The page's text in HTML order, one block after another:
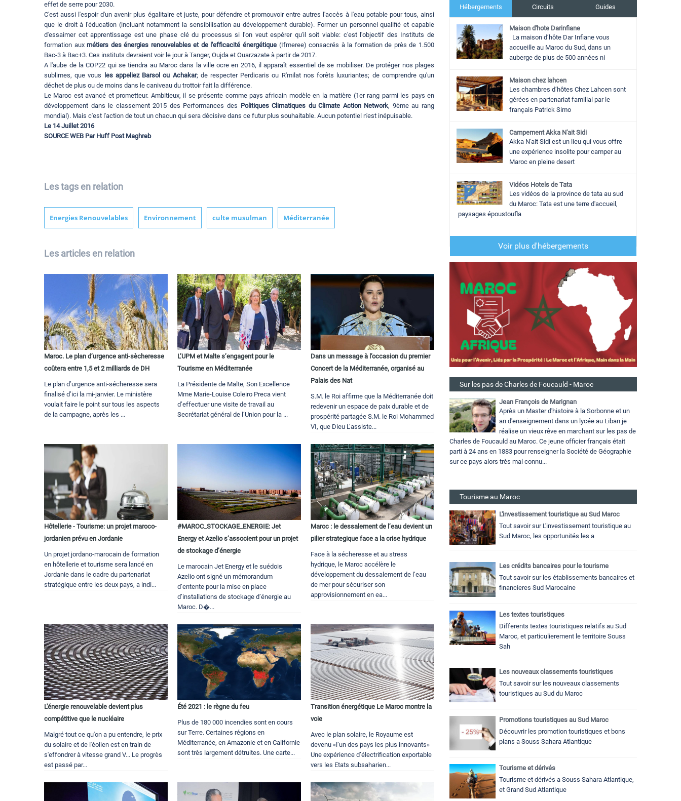
effet de serre pour 2030.
C'est aussi l'espoir d'un avenir plus égalitaire et juste, pour défendre et promouvoir entre autres l'accès à l'eau potable pour tous, ainsi
que le droit à l'éducation (incluant notamment la sensibilisation au développement durable). Former un personnel qualifié et capable
d'essaimer cet apprentissage est une phase clé du processus si l'on veut espérer qu'il soit viable: c'est l'objectif des Instituts de
formation auxmétiers des énergies renouvelables et de l'efficacité énergétique (Ifmeree) consacrés à la formation de près de 1.500
Bac-3 à Bac+3. Ces instituts devraient voir le jour à Tanger, Oujda et Ouarzazate à partir de 2017.
A l'aube de la COP22 qui se tiendra au Maroc dans la ville ocre en 2016, il apparaît essentiel de se mobiliser. De protéger nos plages
sublimes, que vous
les appeliez Barsol ou Achakar; de respecter Perdicaris ou R'milat nos forêts luxuriantes; de comprendre qu'un
déchet de plus ou de moins dans le caniveau du trottoir fait la différence.
Le Maroc est avancé et prometteur. Ambitieux, il se présente comme pays africain modèle en la matière (1er rang parmi les pays en
développement dans le classement 2015 des Performances des Politiques Climatiques du Climate Action Network, 9ème au rang
mondial). Mais c'est l'action de tout un chacun qui sera décisive dans ce futur plus souhaitable. Aucun potentiel n'est inépuisable.
Le 14 Juillet 2016
SOURCE WEB Par Huff Post Maghreb
Les tags en relation
Energies Renouvelables Environnement culte musulman Méditerranée
Les articles en relation
Maroc. Le plan d’urgence anti-sècheresse
coûtera entre 1,5 et 2 milliards de DH
Le plan d’urgence anti-sécheresse sera
finalisé d’ici la mi-janvier. Le ministère
voulait faire le point sur tous les aspects
de la campagne, après les ...
L’UPM et Malte s’engagent pour le
Tourisme en Méditerranée
La Présidente de Malte, Son Excellence
Mme Marie-Louise Coleiro Preca vient
d’effectuer une visite de travail au
Secrétariat général de l’Union pour la ...
Dans un message à l’occasion du premier
Concert de la Méditerranée, organisé au
Palais des Nat
S.M. le Roi affirme que la Méditerranée doit
redevenir un espace de paix durable et de
prospérité partagée S.M. le Roi Mohammed
VI, que Dieu L’assiste...
Hôtellerie - Tourisme: un projet maroco-
jordanien prévu en Jordanie
Un projet jordano-marocain de formation
en hôtellerie et tourisme sera lancé en
Jordanie dans le cadre du partenariat
stratégique entre les deux pays, a indi...
#MAROC_STOCKAGE_ENERGIE: Jet
Energy et Azelio s’associent pour un projet
de stockage d’énergie
Le marocain Jet Energy et le suédois
Azelio ont signé un mémorandum
d’entente pour la mise en place
d’installations de stockage d’énergie au
Maroc. D�...
Maroc : le dessalement de l’eau devient un
pilier strategique face a la crise hydrique
Face à la sécheresse et au stress
hydrique, le Maroc accélère le
développement du dessalement de l’eau
de mer pour sécuriser son
approvisionnement en ea...
L'énergie renouvelable devient plus
compétitive que le nucléaire
Malgré tout ce qu'on a pu entendre, le prix
du solaire et de l'éolien est en train de
s'effondrer à vitesse grand V... Le progrès
est passé par...
Été 2021 : le règne du feu
Plus de 180 000 incendies sont en cours
sur Terre. Certaines régions en
Méditerranée, en Amazonie et en Californie
sont très largement détruites. Une carte...
Transition énergétique Le Maroc montre la
voie
Avec le plan solaire, le Royaume est
devenu «l’un des pays les plus innovants»
Une expérience d’électrification exportable
vers les Etats subsaharien...
Hébergements Circuits Guides
Maison d'hote Darinfiane
La maison d’hôte Dar Infiane vous
accueille au Maroc du Sud, dans un
auberge de plus de 500 années ni
Maison chez lahcen
Les chambres d’hôtes Chez Lahcen sont
gérées en partenariat familial par le
français Patrick Simo
Campement Akka N'ait Sidi
Akka N'ait Sidi est un lieu qui vous offre
une expérience insolite pour camper au
Maroc en pleine desert
Vidéos Hotels de Tata
Les vidéos de la province de tata au sud
du Maroc: Tata est une terre d'accueil,
paysages époustoufla
Voir plus d'hébergements
Sur les pas de Charles de Foucauld - Maroc
Jean François de Marignan
Après un Master d'histoire à la Sorbonne et un
an d'enseignement dans un lycée au Liban je
réalise un vieux rêve en marchant sur les pas de
Charles de Foucauld au Maroc. Ce jeune officier français était
parti à 24 ans en 1883 pour renseigner la Société de Géographie
sur ce pays alors très mal connu...
Tourisme au Maroc
L'investissement touristique au Sud Maroc
Tout savoir sur L'investissement touristique au
Sud Maroc, les opportunités les a
Les crédits bancaires pour le tourisme
Tout savoir sur les établissements bancaires et
financieres Sud Marocaine
Les textes touristiques
Differents textes touristiques relatifs au Sud
Maroc, et particulierement le territoire Souss
Sah
Les nouveaux classements touristiques
Tout savoir sur les nouveaux classements
touristiques au Sud du Maroc
Promotions touristiques au Sud Maroc
Découvrir les promotion touristiques et bons
plans a Souss Sahara Atlantique
Tourisme et dérivés
Tourisme et dérivés a Souss Sahara Atlantique,
et Grand Sud Atlantique